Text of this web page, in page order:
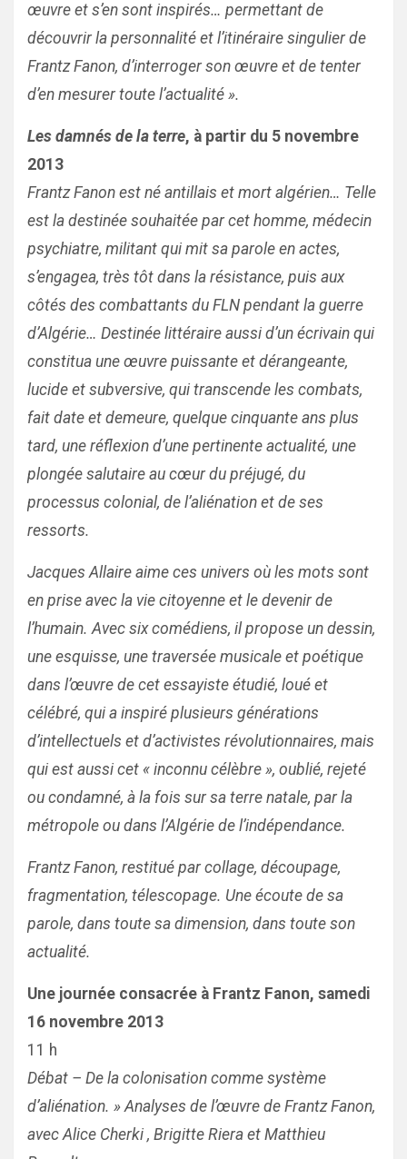
œuvre et s’en sont inspirés… permettant de
découvrir la personnalité et l’itinéraire singulier de
Frantz Fanon, d’interroger son œuvre et de tenter
d’en mesurer toute l’actualité ».
Les damnés de la terre, à partir du 5 novembre
2013
Frantz Fanon est né antillais et mort algérien… Telle
est la destinée souhaitée par cet homme, médecin
psychiatre, militant qui mit sa parole en actes,
s’engagea, très tôt dans la résistance, puis aux
côtés des combattants du FLN pendant la guerre
d’Algérie… Destinée littéraire aussi d’un écrivain qui
constitua une œuvre puissante et dérangeante,
lucide et subversive, qui transcende les combats,
fait date et demeure, quelque cinquante ans plus
tard, une réflexion d’une pertinente actualité, une
plongée salutaire au cœur du préjugé, du
processus colonial, de l’aliénation et de ses
ressorts.
Jacques Allaire aime ces univers où les mots sont
en prise avec la vie citoyenne et le devenir de
l’humain. Avec six comédiens, il propose un dessin,
une esquisse, une traversée musicale et poétique
dans l’œuvre de cet essayiste étudié, loué et
célébré, qui a inspiré plusieurs générations
d’intellectuels et d’activistes révolutionnaires, mais
qui est aussi cet « inconnu célèbre », oublié, rejeté
ou condamné, à la fois sur sa terre natale, par la
métropole ou dans l’Algérie de l’indépendance.
Frantz Fanon, restitué par collage, découpage,
fragmentation, télescopage. Une écoute de sa
parole, dans toute sa dimension, dans toute son
actualité.
Une journée consacrée à Frantz Fanon, samedi
16 novembre 2013
11 h
Débat – De la colonisation comme système
d’aliénation. » Analyses de l’œuvre de Frantz Fanon,
avec Alice Cherki , Brigitte Riera et Matthieu